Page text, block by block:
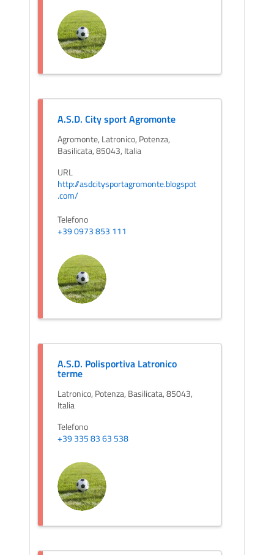
A.S.D. City sport Agromonte
Agromonte, Latronico, Potenza,
Basilicata, 85043, Italia
URL
http://asdcitysportagromonte.blogspot
.com/
Telefono
+39 0973 853 111
A.S.D. Polisportiva Latronico
terme
Latronico, Potenza, Basilicata, 85043,
Italia
Telefono
+39 335 83 63 538